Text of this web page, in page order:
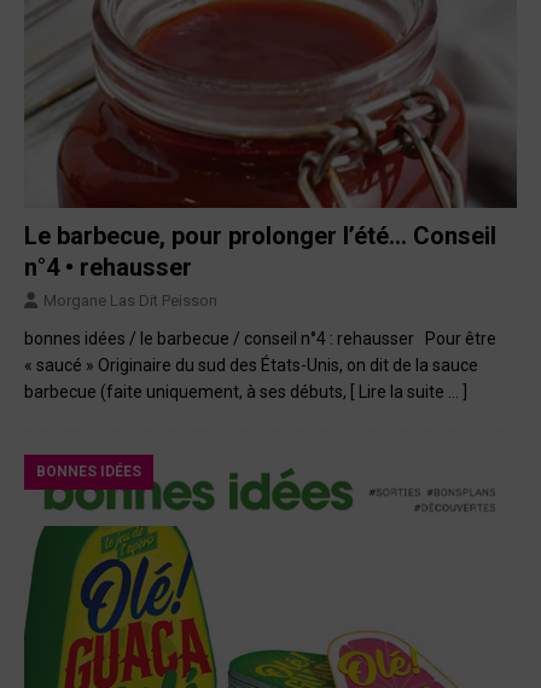
Le barbecue, pour prolonger l’été… Conseil
n°4 • rehausser
Morgane Las Dit Peisson
bonnes idées / le barbecue / conseil n°4 : rehausser Pour être
« saucé » Originaire du sud des États-Unis, on dit de la sauce
barbecue (faite uniquement, à ses débuts, [ Lire la suite … ]
BONNES IDÉES